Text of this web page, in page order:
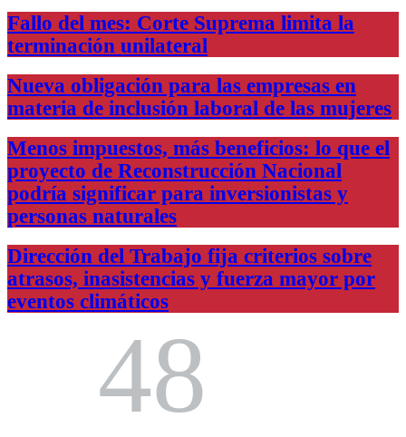
Fallo del mes: Corte Suprema limita la
terminación unilateral
Nueva obligación para las empresas en
materia de inclusión laboral de las mujeres
Menos impuestos, más beneficios: lo que el
proyecto de Reconstrucción Nacional
podría significar para inversionistas y
personas naturales
Dirección del Trabajo fija criterios sobre
atrasos, inasistencias y fuerza mayor por
eventos climáticos
48